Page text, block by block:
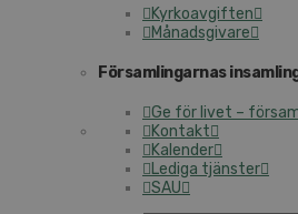
Kyrkoavgiften
Månadsgivare
Församlingarnas
Ge för livet –
Kontakt
Kalender
Lediga tjänster
SAU